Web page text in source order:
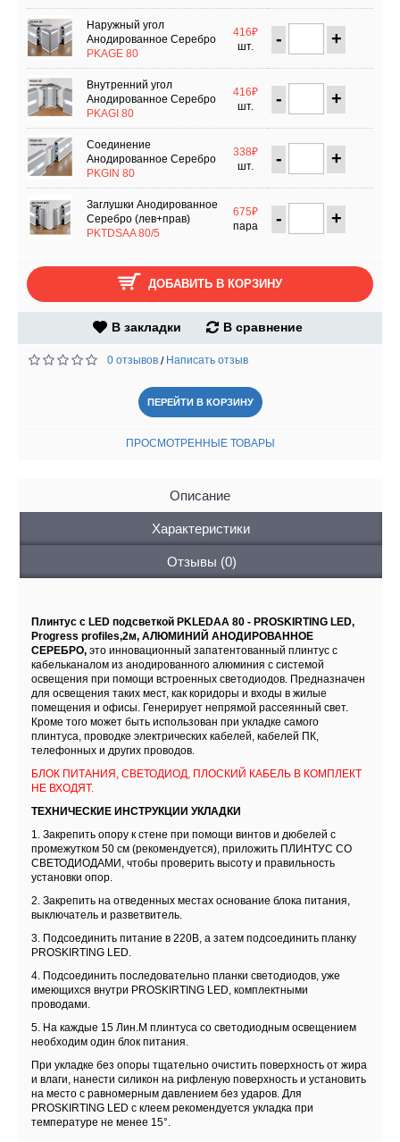
Наружный угол
Анодированное Серебро
PKAGE 80
416₽
шт.
- +
Внутренний угол
Анодированное Серебро
PKAGI 80
416₽
шт.
- +
Соединение
Анодированное Серебро
PKGIN 80
338₽
шт.
- +
Заглушки Анодированное
Серебро (лев+прав)
PKTDSAA 80/5
675₽
пара
- +
ДОБАВИТЬ В КОРЗИНУ
В закладки В сравнение
0 отзывов / Написать отзыв
ПЕРЕЙТИ В КОРЗИНУ
ПРОСМОТРЕННЫЕ ТОВАРЫ
Описание
Характеристики
Отзывы (0)
Плинтус с LED подсветкой PKLEDAA 80 - PROSKIRTING LED,
Progress profiles,2м, АЛЮМИНИЙ АНОДИРОВАННОЕ
СЕРЕБРО, это инновационный запатентованный плинтус с
кабельканалом из анодированного алюминия с системой
освещения при помощи встроенных светодиодов. Предназначен
для освещения таких мест, как коридоры и входы в жилые
помещения и офисы. Генерирует непрямой рассеянный свет.
Кроме того может быть использован при укладке самого
плинтуса, проводке электрических кабелей, кабелей ПК,
телефонных и других проводов.
БЛОК ПИТАНИЯ, СВЕТОДИОД, ПЛОСКИЙ КАБЕЛЬ В КОМПЛЕКТ
НЕ ВХОДЯТ.
ТЕХНИЧЕСКИЕ ИНСТРУКЦИИ УКЛАДКИ
1. Закрепить опору к стене при помощи винтов и дюбелей с
промежутком 50 см (рекомендуется), приложить ПЛИНТУС СО
СВЕТОДИОДАМИ, чтобы проверить высоту и правильность
установки опор.
2. Закрепить на отведенных местах основание блока питания,
выключатель и разветвитель.
3. Подсоединить питание в 220В, а затем подсоединить планку
PROSKIRTING LED.
4. Подсоединить последовательно планки светодиодов, уже
имеющихся внутри PROSKIRTING LED, комплектными
проводами.
5. На каждые 15 Лин.М плинтуса со светодиодным освещением
необходим один блок питания.
При укладке без опоры тщательно очистить поверхность от жира
и влаги, нанести силикон на рифленую поверхность и установить
на место с равномерным давлением без ударов. Для
PROSKIRTING LED с клеем рекомендуется укладка при
температуре не менее 15°.